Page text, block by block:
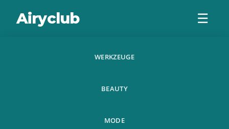
Airyclub ☰
WERKZEUGE
BEAUTY
MODE
Strumpfbander
Elastischer Nylon